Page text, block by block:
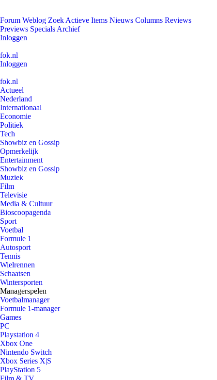
Forum Weblog Zoek Actieve Items Nieuws Columns Reviews
Previews Specials Archief
Inloggen
fok.nl
Inloggen
fok.nl
Actueel
Nederland
Internationaal
Economie
Politiek
Tech
Showbiz en Gossip
Opmerkelijk
Entertainment
Showbiz en Gossip
Muziek
Film
Televisie
Media & Cultuur
Bioscoopagenda
Sport
Voetbal
Formule 1
Autosport
Tennis
Wielrennen
Schaatsen
Wintersporten
Managerspelen
Voetbalmanager
Formule 1-manager
Games
PC
Playstation 4
Xbox One
Nintendo Switch
Xbox Series X|S
PlayStation 5
Film & TV